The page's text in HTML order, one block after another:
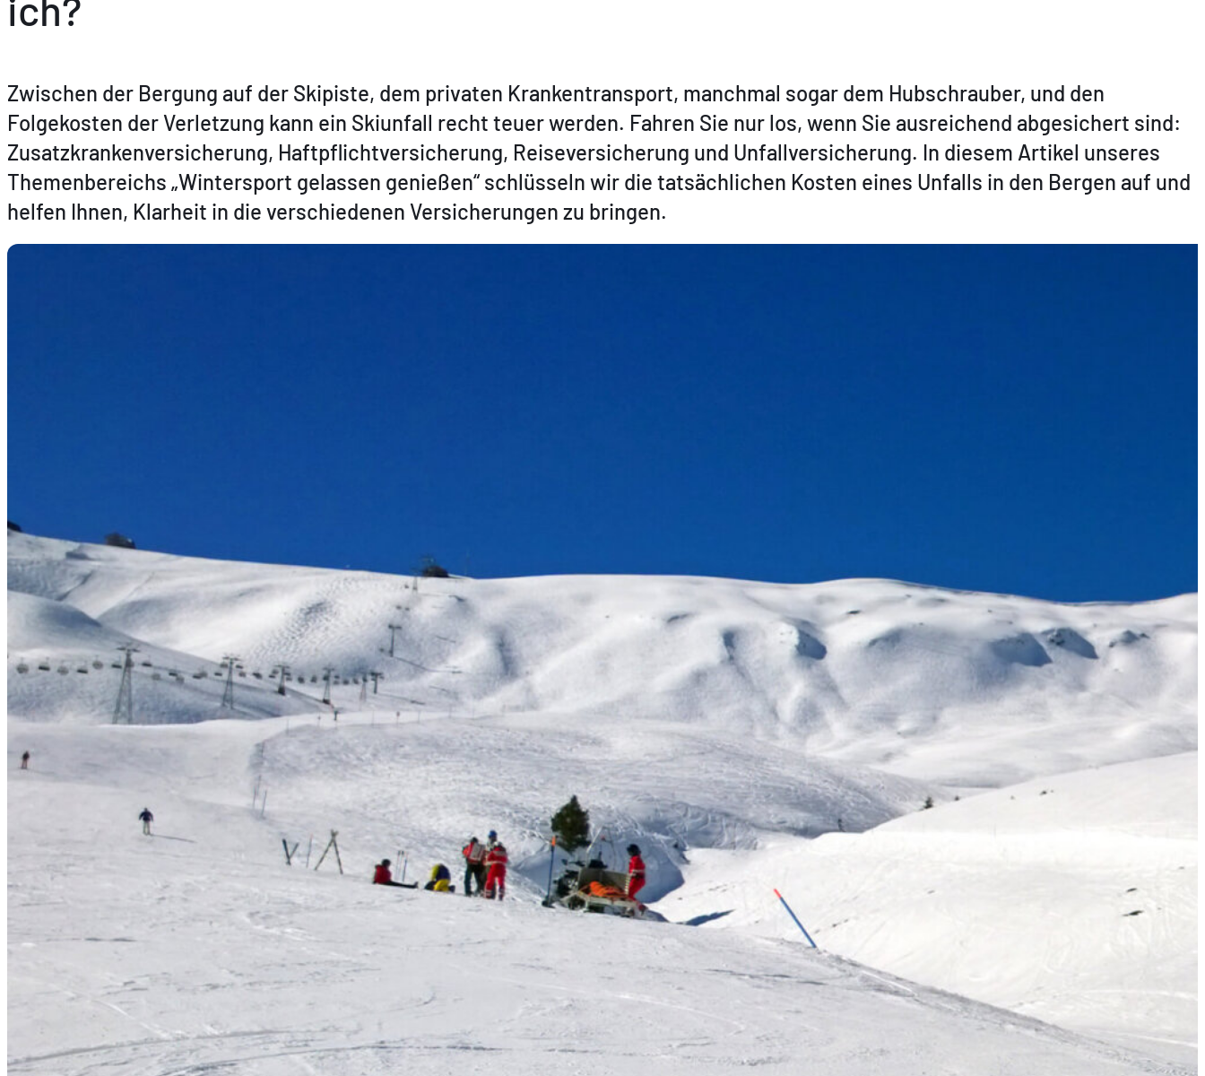
Zwischen der Bergung auf der Skipiste, dem privaten Krankentransport, manchmal sogar dem Hubschrauber, und den
Folgekosten der Verletzung kann ein Skiunfall recht teuer werden. Fahren Sie nur los, wenn Sie ausreichend abgesichert sind:
Zusatzkrankenversicherung, Haftpflichtversicherung, Reiseversicherung und Unfallversicherung. In diesem Artikel unseres
Themenbereichs „Wintersport gelassen genießen“ schlüsseln wir die tatsächlichen Kosten eines Unfalls in den Bergen auf und
helfen Ihnen, Klarheit in die verschiedenen Versicherungen zu bringen.